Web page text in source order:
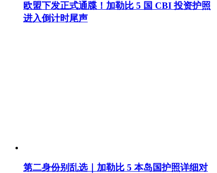
欧盟下发正式通牒！加勒比 5 国 CBI 投资护照
进入倒计时尾声
第二身份别乱选｜加勒比 5 本岛国护照详细对